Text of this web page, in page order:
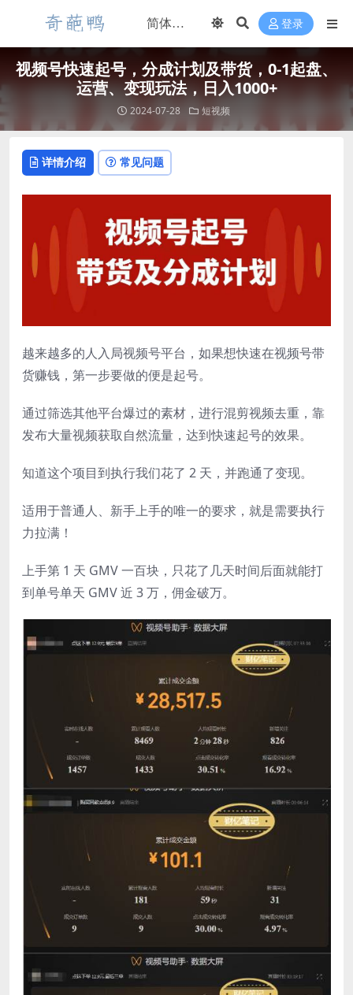
登录
视频号快速起号，分成计划及带货，0-1起盘、
运营、变现玩法，日入1000+
2024-07-28 短视频
详情介绍 常见问题
越来越多的人入局视频号平台，如果想快速在视频号带
货赚钱，第一步要做的便是起号。
通过筛选其他平台爆过的素材，进行混剪视频去重，靠
发布大量视频获取自然流量，达到快速起号的效果。
知道这个项目到执行我们花了 2 天，并跑通了变现。
适用于普通人、新手上手的唯一的要求，就是需要执行
力拉满！
上手第 1 天 GMV 一百块，只花了几天时间后面就能打
到单号单天 GMV 近 3 万，佣金破万。